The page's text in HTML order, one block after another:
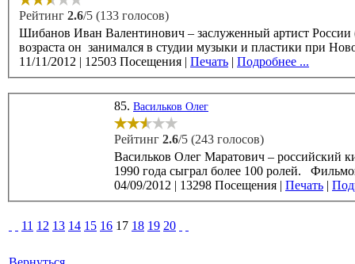
Рейтинг 2.6/5 (133 голосов)
Шибанов Иван Валентинович – заслуженный артист России (2005),
возраста он занимался в студии музыки и пластики при
11/11/2012 | 12503 Посещения | Печать | Подробнее ...
85. Васильков Олег
Рейтинг 2.6/5 (243 голосов)
Васильков Олег Маратович – российский киноактер, родился 20 мая 1970 года. В 1995
04/09/2012 | 13298 Посещения | Печать |
11 12 13 14 15 16 17 18 19 20